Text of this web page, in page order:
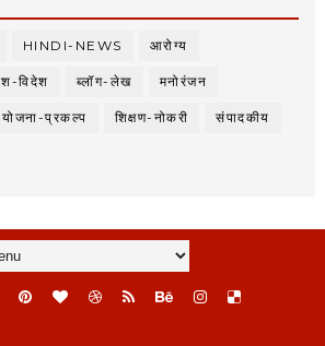
HINDI-NEWS आरोग्य
विदेश ब्लॉग-लेख मनोरंजन
योजना-प्रकल्प शिक्षण-नोकरी संपादकीय